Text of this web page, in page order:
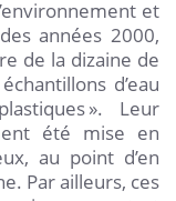
et
années 2000,
de la dizaine de
d’eau
». Leur
été mise en
au point d’en
Par ailleurs, ces